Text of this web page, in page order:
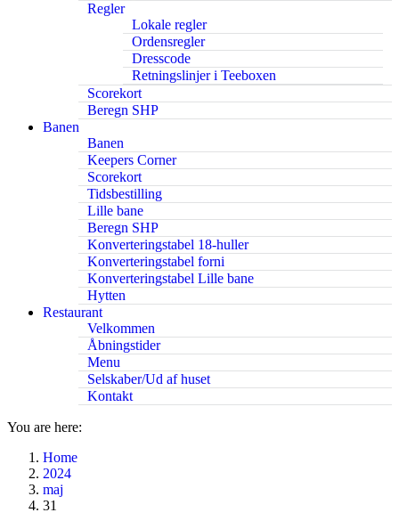
Regler
Lokale regler
Ordensregler
Dresscode
Retningslinjer i Teeboxen
Scorekort
Beregn SHP
Banen
Banen
Keepers Corner
Scorekort
Tidsbestilling
Lille bane
Beregn SHP
Konverteringstabel 18-huller
Konverteringstabel forni
Konverteringstabel Lille bane
Hytten
Restaurant
Velkommen
Åbningstider
Menu
Selskaber/Ud af huset
Kontakt
You are here:
Home
2024
maj
31